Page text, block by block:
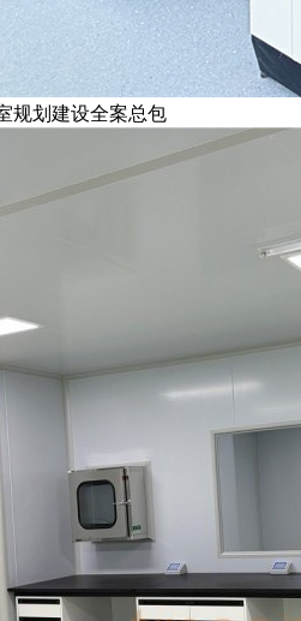
规划建设全案总包